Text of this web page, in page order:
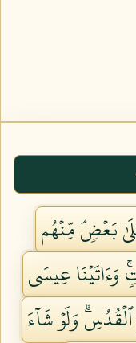
بَعۡضٖۘ مِّنۡهُم
عِيسَى
وَلَوۡ شَآءَ